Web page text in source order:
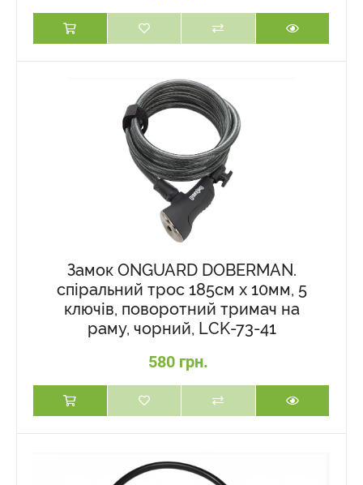
Замок ONGUARD DOBERMAN.
спіральний трос 185см х 10мм, 5
ключів, поворотний тримач на
раму, чорний, LCK-73-41
580 грн.